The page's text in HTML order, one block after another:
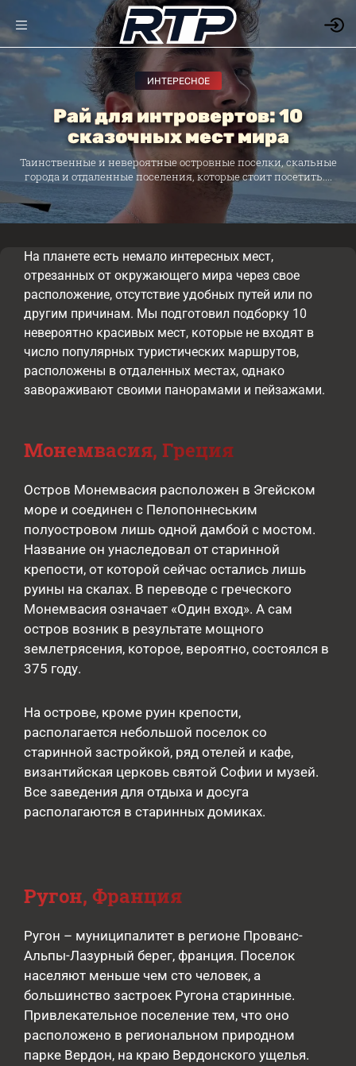
ИНТЕРЕСНОЕ
Рай для интровертов: 10
сказочных мест мира
Таинственные и невероятные островные поселки, скальные
города и отдаленные поселения, которые стоит посетить....
На планете есть немало интересных мест,
отрезанных от окружающего мира через свое
расположение, отсутствие удобных путей или по
другим причинам. Мы подготовил подборку 10
невероятно красивых мест, которые не входят в
число популярных туристических маршрутов,
расположены в отдаленных местах, однако
завораживают своими панорамами и пейзажами.
Монемвасия, Греция
Остров Монемвасия расположен в Эгейском
море и соединен с Пелопоннеським
полуостровом лишь одной дамбой с мостом.
Название он унаследовал от старинной
крепости, от которой сейчас остались лишь
руины на скалах. В переводе с греческого
Монемвасия означает «Один вход». А сам
остров возник в результате мощного
землетрясения, которое, вероятно, состоялся в
375 году.
На острове, кроме руин крепости,
располагается небольшой поселок со
старинной застройкой, ряд отелей и кафе,
византийская церковь святой Софии и музей.
Все заведения для отдыха и досуга
располагаются в старинных домиках.
Ругон, Франция
Ругон – муниципалитет в регионе Прованс-
Альпы-Лазурный берег, франция. Поселок
населяют меньше чем сто человек, а
большинство застроек Ругона старинные.
Привлекательное поселение тем, что оно
расположено в региональном природном
парке Вердон, на краю Вердонского ущелья.